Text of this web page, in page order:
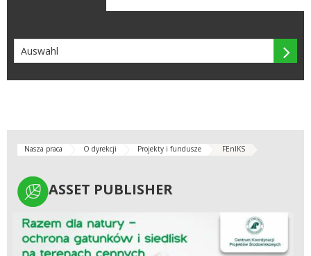

Nasza praca O dyrekcji Projekty i fundusze FEnIKS
ASSET PUBLISHER
ASSET PUBLISHER